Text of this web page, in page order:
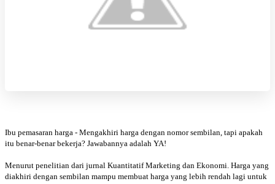
Ibu pemasaran harga - Mengakhiri harga dengan nomor sembilan, tapi apakah
itu benar-benar bekerja? Jawabannya adalah YA!
Menurut penelitian dari jurnal Kuantitatif Marketing dan Ekonomi. Harga yang
diakhiri dengan sembilan mampu membuat harga yang lebih rendah lagi untuk